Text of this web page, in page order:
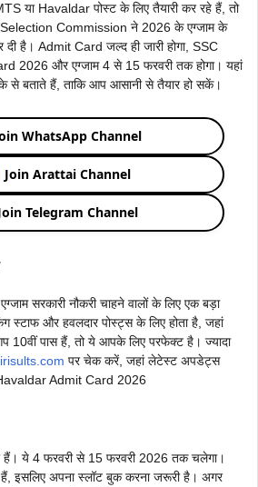
या Havaldar पोस्ट के लिए तैयारी कर रहे हैं, तो
Commission ने 2026 के एग्जाम के
है। Admit Card जल्द ही जारी होगा, SSC
2026 और एग्जाम 4 से 15 फरवरी तक होगा। यहां
से बताते हैं, ताकि आप आसानी से तैयार हो सकें।
WhatsApp Channel
Join Arattai Channel
Telegram Channel
सरकारी नौकरी चाहने वालों के लिए एक बड़ा
स्टाफ और हवलदार पोस्ट्स के लिए होता है, जहां
पास हैं, तो ये आपके लिए परफेक्ट है। ज्यादा
पर चेक करें, जहां लेटेस्ट अपडेट्स
Admit Card 2026
हैं। ये 4 फरवरी से 15 फरवरी 2026 तक चलेगा।
इसलिए अपना स्लॉट बुक करना जरूरी है। अगर